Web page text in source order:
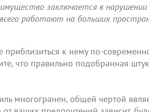
заключается в
работают на больших
приблизиться к нему по-
что правильно подобранная
многогранен, общей чертой